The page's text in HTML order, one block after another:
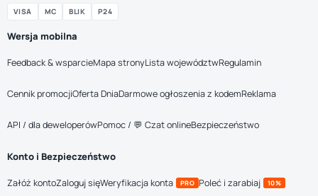
VISA MC BLIK P24
Wersja mobilna
Feedback & wsparcieMapa stronyLista województwRegulamin
Cennik promocjiOferta DniaDarmowe ogłoszenia z kodemReklama
API / dla deweloperówPomoc / 💬 Czat onlineBezpieczeństwo
Konto i Bezpieczeństwo
Załóż kontoZaloguj sięWeryfikacja konta PRO Poleć i zarabiaj 10%